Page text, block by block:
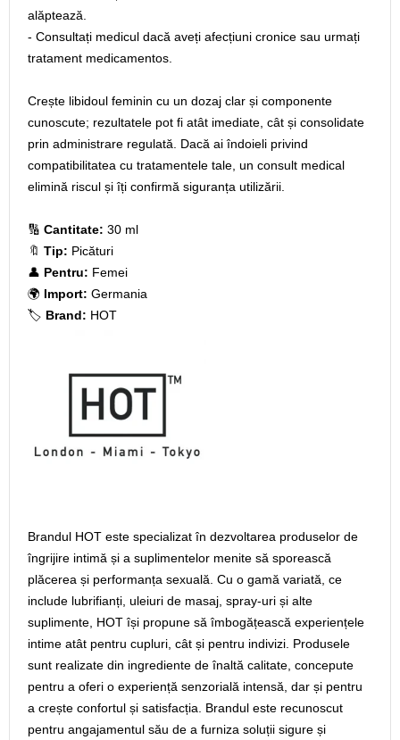
alăptează.
- Consultați medicul dacă aveți afecțiuni cronice sau urmați
tratament medicamentos.
Crește libidoul feminin cu un dozaj clar și componente
cunoscute; rezultatele pot fi atât imediate, cât și consolidate
prin administrare regulată. Dacă ai îndoieli privind
compatibilitatea cu tratamentele tale, un consult medical
elimină riscul și îți confirmă siguranța utilizării.
🔢 Cantitate: 30 ml
🔖 Tip: Picături
👤 Pentru: Femei
🌍 Import: Germania
🏷️ Brand: HOT
Brandul HOT este specializat în dezvoltarea produselor de
îngrijire intimă și a suplimentelor menite să sporească
plăcerea și performanța sexuală. Cu o gamă variată, ce
include lubrifianți, uleiuri de masaj, spray-uri și alte
suplimente, HOT își propune să îmbogățească experiențele
intime atât pentru cupluri, cât și pentru indivizi. Produsele
sunt realizate din ingrediente de înaltă calitate, concepute
pentru a oferi o experiență senzorială intensă, dar și pentru
a crește confortul și satisfacția. Brandul este recunoscut
pentru angajamentul său de a furniza soluții sigure și